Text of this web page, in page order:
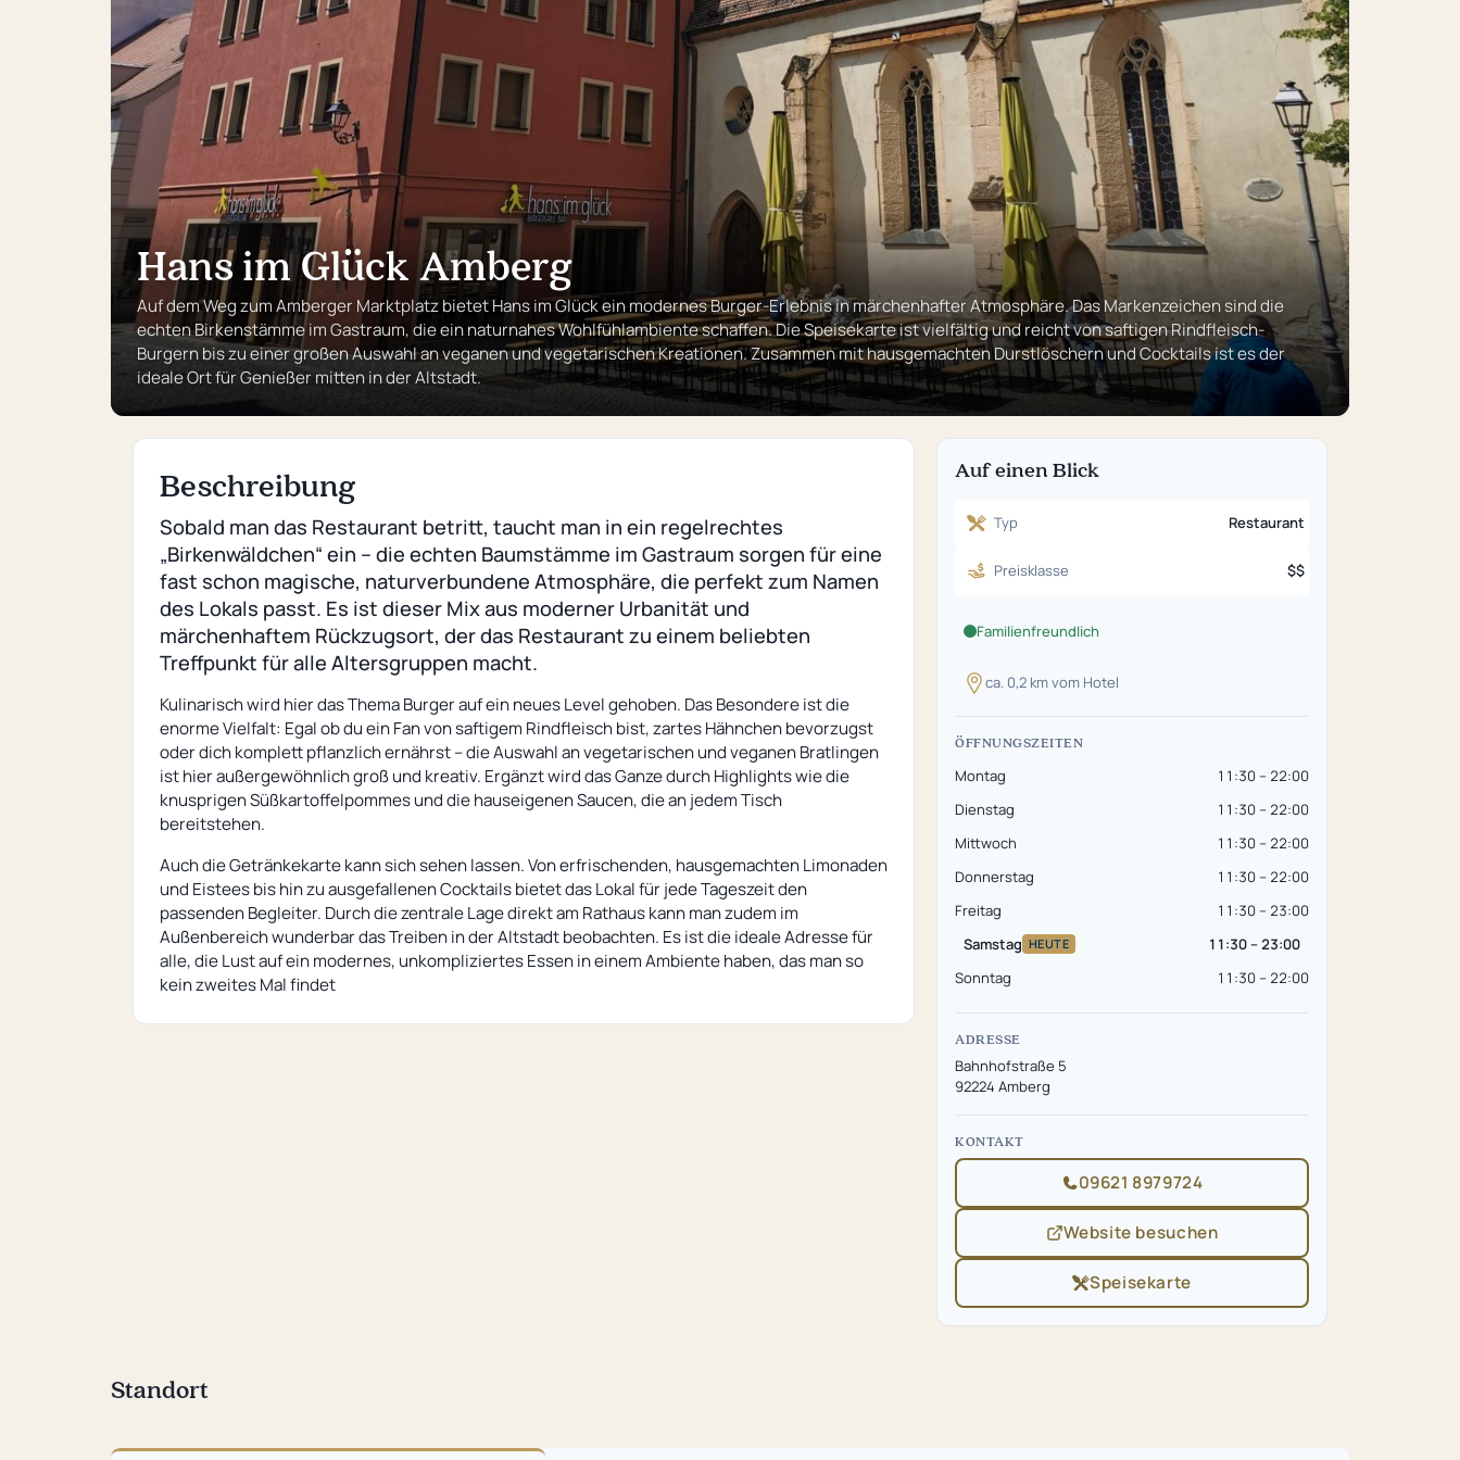
Hans im Glück Amberg
Auf dem Weg zum Amberger Marktplatz bietet Hans im Glück ein modernes Burger-Erlebnis in märchenhafter Atmosphäre. Das Markenzeichen sind die
echten Birkenstämme im Gastraum, die ein naturnahes Wohlfühlambiente schaffen. Die Speisekarte ist vielfältig und reicht von saftigen Rindfleisch-
Burgern bis zu einer großen Auswahl an veganen und vegetarischen Kreationen. Zusammen mit hausgemachten Durstlöschern und Cocktails ist es der
ideale Ort für Genießer mitten in der Altstadt.
Beschreibung
Sobald man das Restaurant betritt, taucht man in ein regelrechtes
„Birkenwäldchen“ ein – die echten Baumstämme im Gastraum sorgen für eine
fast schon magische, naturverbundene Atmosphäre, die perfekt zum Namen
des Lokals passt. Es ist dieser Mix aus moderner Urbanität und
märchenhaftem Rückzugsort, der das Restaurant zu einem beliebten
Treffpunkt für alle Altersgruppen macht.
Kulinarisch wird hier das Thema Burger auf ein neues Level gehoben. Das Besondere ist die
enorme Vielfalt: Egal ob du ein Fan von saftigem Rindfleisch bist, zartes Hähnchen bevorzugst
oder dich komplett pflanzlich ernährst – die Auswahl an vegetarischen und veganen Bratlingen
ist hier außergewöhnlich groß und kreativ. Ergänzt wird das Ganze durch Highlights wie die
knusprigen Süßkartoffelpommes und die hauseigenen Saucen, die an jedem Tisch
bereitstehen.
Auch die Getränkekarte kann sich sehen lassen. Von erfrischenden, hausgemachten Limonaden
und Eistees bis hin zu ausgefallenen Cocktails bietet das Lokal für jede Tageszeit den
passenden Begleiter. Durch die zentrale Lage direkt am Rathaus kann man zudem im
Außenbereich wunderbar das Treiben in der Altstadt beobachten. Es ist die ideale Adresse für
alle, die Lust auf ein modernes, unkompliziertes Essen in einem Ambiente haben, das man so
kein zweites Mal findet
Auf einen Blick
Typ Restaurant
Preisklasse $$
Familienfreundlich
ca. 0,2 km vom Hotel
ÖFFNUNGSZEITEN
Montag
11:30 – 22:00
Dienstag
11:30 – 22:00
Mittwoch
11:30 – 22:00
Donnerstag
11:30 – 22:00
Freitag
11:30 – 23:00
Samstag HEUTE
11:30 – 23:00
Sonntag
11:30 – 22:00
ADRESSE
Bahnhofstraße 5
92224 Amberg
KONTAKT
09621 8979724
Website besuchen
(öffnet
in
neuem
Speisekarte
(öffnet
in
Standort